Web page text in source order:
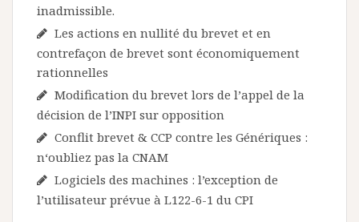
inadmissible.
Les actions en nullité du brevet et en
contrefaçon de brevet sont économiquement
rationnelles
Modification du brevet lors de l’appel de la
décision de l’INPI sur opposition
Conflit brevet & CCP contre les Génériques :
n‘oubliez pas la CNAM
Logiciels des machines : l’exception de
l’utilisateur prévue à L122-6-1 du CPI